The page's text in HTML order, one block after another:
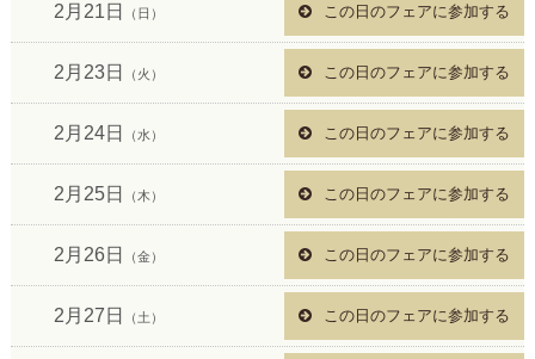
2月21日 （日） この日のフェアに参加する
2月23日 （火） この日のフェアに参加する
2月24日 （水） この日のフェアに参加する
2月25日 （木） この日のフェアに参加する
2月26日 （金） この日のフェアに参加する
2月27日 （土） この日のフェアに参加する